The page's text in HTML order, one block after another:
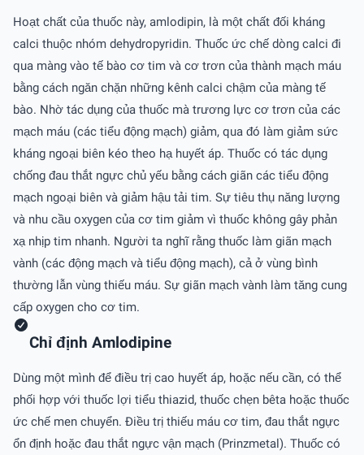
Hoạt chất của thuốc này, amlodipin, là một chất đối kháng
calci thuộc nhóm dehydropyridin. Thuốc ức chế dòng calci đi
qua màng vào tế bào cơ tim và cơ trơn của thành mạch máu
bằng cách ngăn chặn những kênh calci chậm của màng tế
bào. Nhờ tác dụng của thuốc mà trương lực cơ trơn của các
mạch máu (các tiểu động mạch) giảm, qua đó làm giảm sức
kháng ngoại biên kéo theo hạ huyết áp. Thuốc có tác dụng
chống đau thắt ngực chủ yếu bằng cách giãn các tiểu động
mạch ngoại biên và giảm hậu tải tim. Sự tiêu thụ năng lượng
và nhu cầu oxygen của cơ tim giảm vì thuốc không gây phản
xạ nhịp tim nhanh. Người ta nghĩ rằng thuốc làm giãn mạch
vành (các động mạch và tiểu động mạch), cả ở vùng bình
thường lẫn vùng thiếu máu. Sự giãn mạch vành làm tăng cung
cấp oxygen cho cơ tim.
Chỉ định Amlodipine
Dùng một mình để điều trị cao huyết áp, hoặc nếu cần, có thể
phối hợp với thuốc lợi tiểu thiazid, thuốc chẹn bêta hoặc thuốc
ức chế men chuyển. Ðiều trị thiếu máu cơ tim, đau thắt ngực
ổn định hoặc đau thắt ngực vận mạch (Prinzmetal). Thuốc có